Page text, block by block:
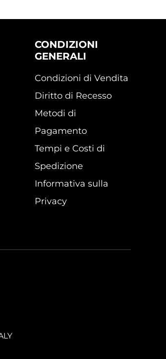
CONDIZIONI
GENERALI
Condizioni di Vendita
Diritto di Recesso
Metodi di
Pagamento
Tempi e Costi di
Spedizione
Informativa sulla
Privacy